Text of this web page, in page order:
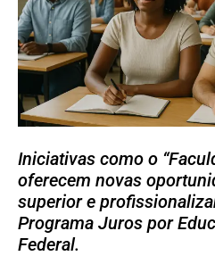
Iniciativas como o
oferecem novas
superior e
Programa Juros por
Federal.